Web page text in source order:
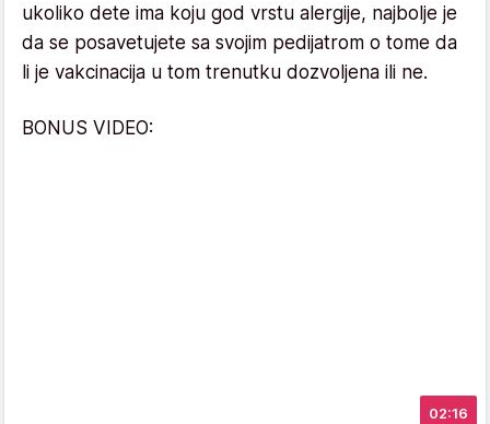
ukoliko dete ima koju god vrstu alergije, najbolje je
da se posavetujete sa svojim pedijatrom o tome da
li je vakcinacija u tom trenutku dozvoljena ili ne.
BONUS VIDEO:
02:16